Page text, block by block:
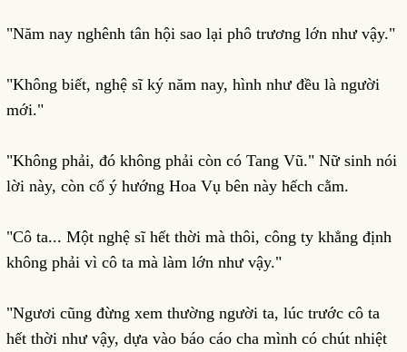
"Năm nay nghênh tân hội sao lại phô trương lớn như vậy."
"Không biết, nghệ sĩ ký năm nay, hình như đều là người
mới."
"Không phải, đó không phải còn có Tang Vũ." Nữ sinh nói
lời này, còn cố ý hướng Hoa Vụ bên này hếch cằm.
"Cô ta... Một nghệ sĩ hết thời mà thôi, công ty khẳng định
không phải vì cô ta mà làm lớn như vậy."
"Ngươi cũng đừng xem thường người ta, lúc trước cô ta
hết thời như vậy, dựa vào báo cáo cha mình có chút nhiệt